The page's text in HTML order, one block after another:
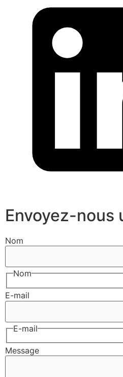
Envoyez-nous
Nom
Nom
E-mail
E-mail
Message